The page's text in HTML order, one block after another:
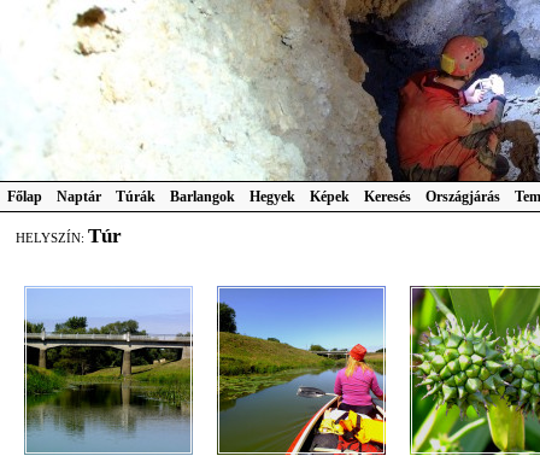
Főlap Naptár Túrák Barlangok Hegyek Képek Keresés Országjárás
HELYSZÍN: Túr